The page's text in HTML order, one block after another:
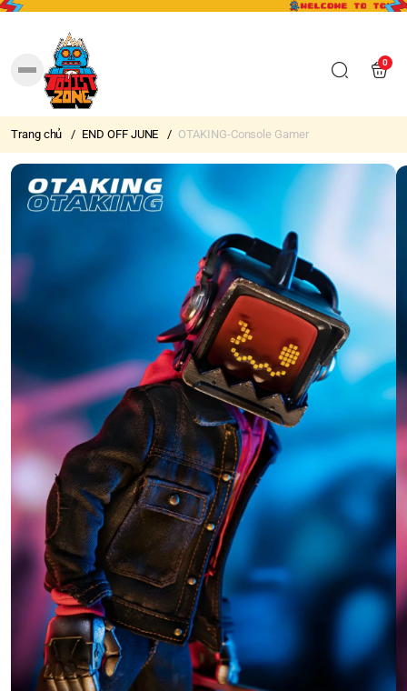
0
Trang chủ / END OFF JUNE / OTAKING-Console Gamer